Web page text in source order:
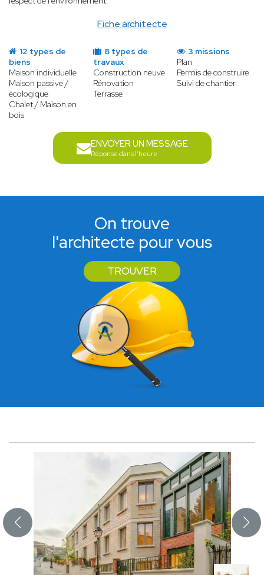
Fiche architecte
12 types de
biens
Maison individuelle
Maison passive /
écologique
Chalet / Maison en
bois
8 types de
travaux
Construction neuve
Rénovation
Terrasse
3 missions
Plan
Permis de construire
Suivi de chantier
ENVOYER UN MESSAGE
Réponse dans l'heure
On trouve
l'architecte pour vous
TROUVER